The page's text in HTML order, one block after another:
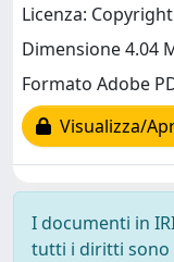
Licenza:
Dimensione 4.04
Formato Adobe
Visualizza/
I documenti in
tutti i diritti sono